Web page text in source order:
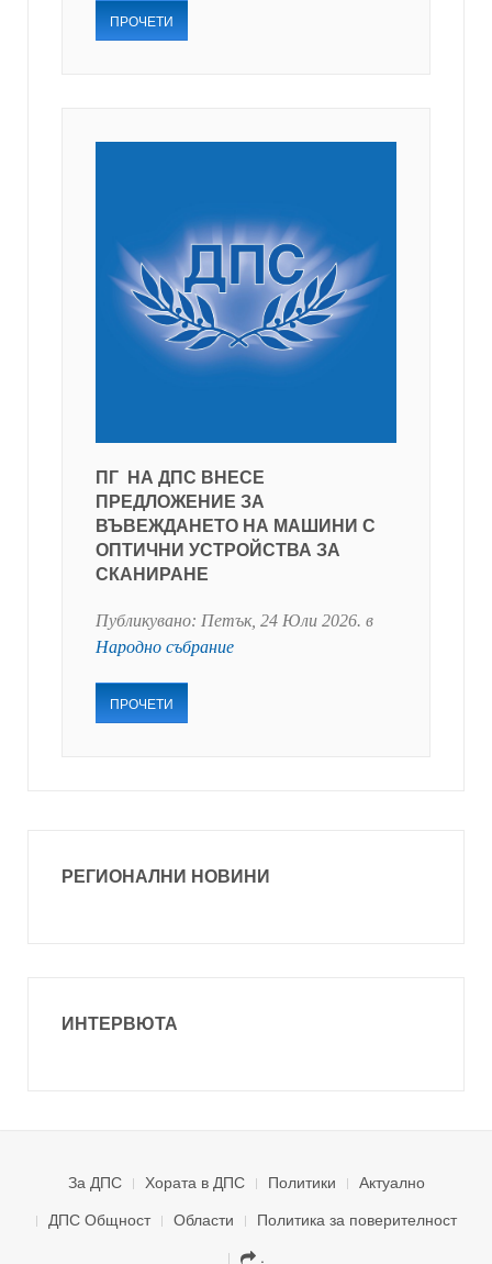
ПРОЧЕТИ
ПГ НА ДПС ВНЕСЕ
ПРЕДЛОЖЕНИЕ ЗА
ВЪВЕЖДАНЕТО НА МАШИНИ С
ОПТИЧНИ УСТРОЙСТВА ЗА
СКАНИРАНЕ
Публикувано: Петък, 24 Юли 2026. в
Народно събрание
ПРОЧЕТИ
РЕГИОНАЛНИ НОВИНИ
ИНТЕРВЮТА
За ДПС Хората в ДПС Политики
Актуално
ДПС Общност
Области
Политика за поверителност
.